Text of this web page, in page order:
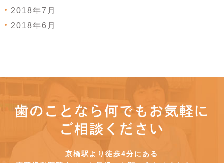
2018年7月
2018年6月
歯のことなら何でもお気軽に
ご相談ください
京橋駅より徒歩4分にある